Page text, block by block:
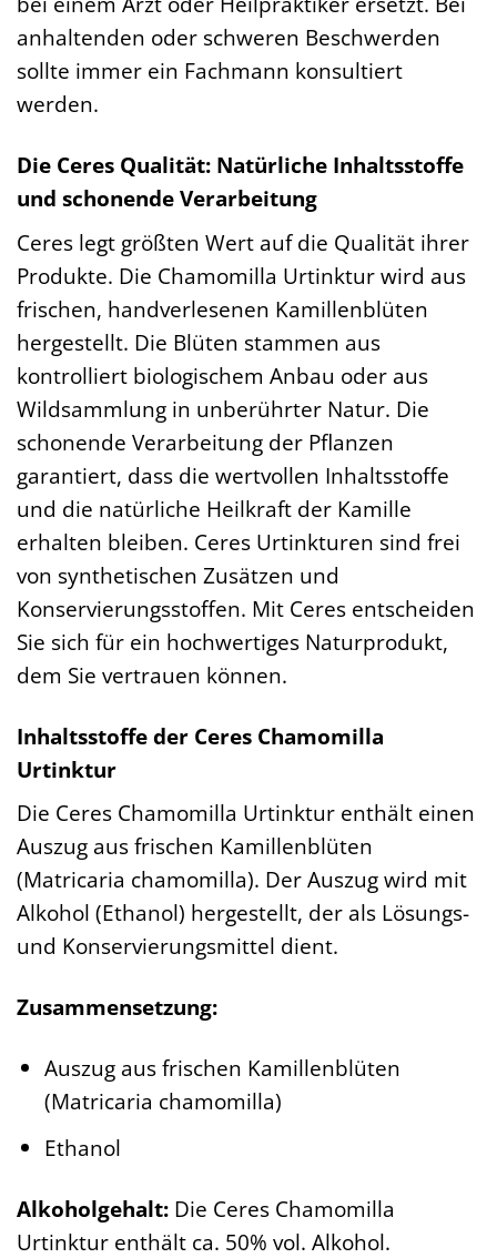
anhaltenden oder schweren Beschwerden
sollte immer ein Fachmann konsultiert
werden.
Die Ceres Qualität: Natürliche Inhaltsstoffe
und schonende Verarbeitung
Ceres legt größten Wert auf die Qualität ihrer
Produkte. Die Chamomilla Urtinktur wird aus
frischen, handverlesenen Kamillenblüten
hergestellt. Die Blüten stammen aus
kontrolliert biologischem Anbau oder aus
Wildsammlung in unberührter Natur. Die
schonende Verarbeitung der Pflanzen
garantiert, dass die wertvollen Inhaltsstoffe
und die natürliche Heilkraft der Kamille
erhalten bleiben. Ceres Urtinkturen sind frei
von synthetischen Zusätzen und
Konservierungsstoffen. Mit Ceres entscheiden
Sie sich für ein hochwertiges Naturprodukt,
dem Sie vertrauen können.
Inhaltsstoffe der Ceres Chamomilla
Urtinktur
Die Ceres Chamomilla Urtinktur enthält einen
Auszug aus frischen Kamillenblüten
(Matricaria chamomilla). Der Auszug wird mit
Alkohol (Ethanol) hergestellt, der als Lösungs-
und Konservierungsmittel dient.
Zusammensetzung:
Auszug aus frischen Kamillenblüten
(Matricaria chamomilla)
Ethanol
Alkoholgehalt: Die Ceres Chamomilla
Urtinktur enthält ca. 50% vol. Alkohol.